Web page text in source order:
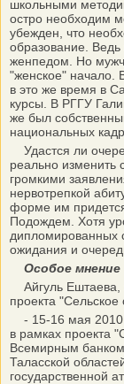
школьными
остро необходим
убежден, что
образование.
женпедом. Но
"женское" начало.
в это же время в
курсы. В РГГУ
же был
национальных
Удастся ли
реально изменить
громкими
нервотрепкой
форме им
Подождем. Хотя
дипломированных
ожидания и
Особое мнение
Айгуль Ештаева,
проекта "Сельское
- 15-16 мая 2010
в рамках проекта
Всемирным
Таласской
государственной